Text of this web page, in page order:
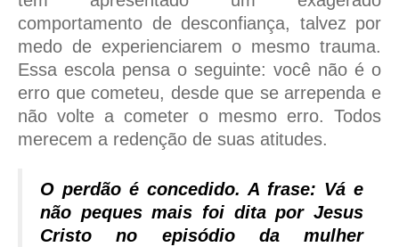
comportamento de desconfiança, talvez por
medo de experienciarem o mesmo trauma.
Essa escola pensa o seguinte: você não é o
erro que cometeu, desde que se arrependa e
não volte a cometer o mesmo erro. Todos
merecem a redenção de suas atitudes.
O perdão é concedido. A frase: Vá e
não peques mais foi dita por Jesus
Cristo no episódio da mulher